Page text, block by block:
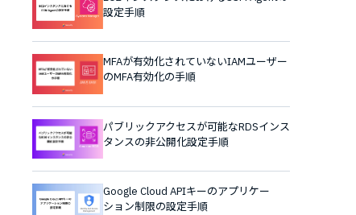
設定手順
MFAが有効化されていないIAMユーザー
のMFA有効化の手順
パブリックアクセスが可能なRDSインス
タンスの非公開化設定手順
Google Cloud APIキーのアプリケー
ション制限の設定手順